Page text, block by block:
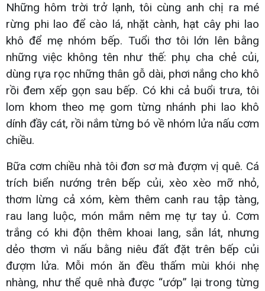
Những hôm trời trở lạnh, tôi cùng anh chị ra mé
rừng phi lao để cào lá, nhặt cành, hạt cây phi lao
khô để mẹ nhóm bếp. Tuổi thơ tôi lớn lên bằng
những việc không tên như thế: phụ cha chẻ củi,
dùng rựa rọc những thân gỗ dài, phơi nắng cho khô
rồi đem xếp gọn sau bếp. Có khi cả buổi trưa, tôi
lom khom theo mẹ gom từng nhánh phi lao khô
dính đầy cát, rồi nắm từng bó về nhóm lửa nấu cơm
chiều.
Bữa cơm chiều nhà tôi đơn sơ mà đượm vị quê. Cá
trích biển nướng trên bếp củi, xèo xèo mỡ nhỏ,
thơm lừng cả xóm, kèm thêm canh rau tập tàng,
rau lang luộc, món mắm nêm mẹ tự tay ủ. Cơm
trắng có khi độn thêm khoai lang, sắn lát, nhưng
dẻo thơm vì nấu bằng niêu đất đặt trên bếp củi
đượm lửa. Mỗi món ăn đều thấm mùi khói nhẹ
nhàng, như thể quê nhà được “ướp” lại trong từng